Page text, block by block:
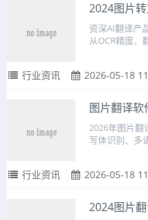
2024图片
资深AI翻译产
从OCR精度、
行业资讯 2026-05-18
图片翻译软
2026年图片翻
写体识别、多
行业资讯 2026-05-18
2024图片